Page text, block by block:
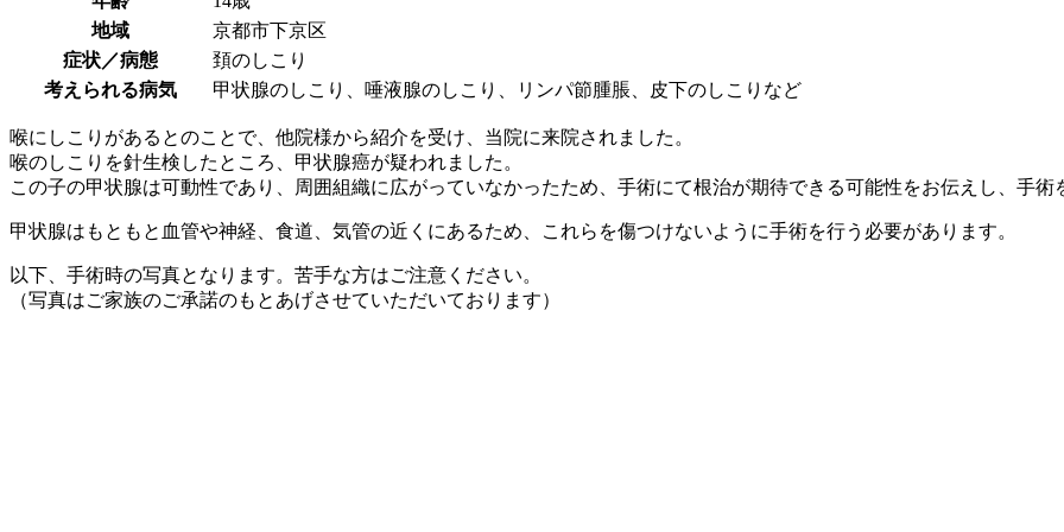
地域
京都市下京区
症状／病態
頚のしこり
考えられる病気
甲状腺のしこり、唾液腺のしこり、リンパ節腫脹、皮下のしこりなど
喉にしこりがあるとのことで、他院様から紹介を受け、当院に来院されました。
喉のしこりを針生検したところ、甲状腺癌が疑われました。
この子の甲状腺は可動性であり、周囲組織に広がっていなかったため、手術にて根治が期待できる可能性をお伝えし、手術
甲状腺はもともと血管や神経、食道、気管の近くにあるため、これらを傷つけないように手術を行う必要があります。
以下、手術時の写真となります。苦手な方はご注意ください。
（写真はご家族のご承諾のもとあげさせていただいております）